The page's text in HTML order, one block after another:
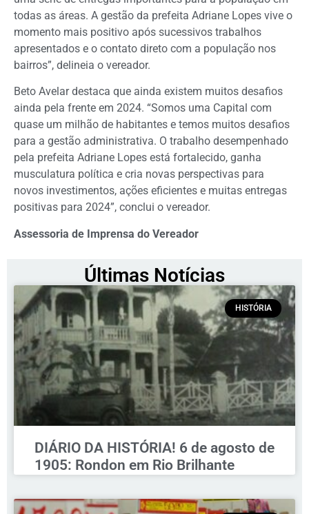
todas as áreas. A gestão da prefeita Adriane Lopes vive o
momento mais positivo após sucessivos trabalhos
apresentados e o contato direto com a população nos
bairros”, delineia o vereador.
Beto Avelar destaca que ainda existem muitos desafios
ainda pela frente em 2024. “Somos uma Capital com
quase um milhão de habitantes e temos muitos desafios
para a gestão administrativa. O trabalho desempenhado
pela prefeita Adriane Lopes está fortalecido, ganha
musculatura política e cria novas perspectivas para
novos investimentos, ações eficientes e muitas entregas
positivas para 2024”, conclui o vereador.
Assessoria de Imprensa do Vereador
Últimas Notícias
HISTÓRIA
DIÁRIO DA HISTÓRIA! 6 de agosto de
1905: Rondon em Rio Brilhante